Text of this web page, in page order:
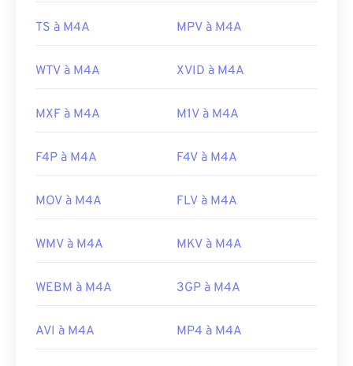
Liens utiles:
https://en.wikipedia.org/wiki/MPEG-4_Part_14
TS à M4A MPV à M4A
WTV à M4A XVID à M4A
MXF à M4A M1V à M4A
F4P à M4A F4V à M4A
MOV à M4A FLV à M4A
WMV à M4A MKV à M4A
WEBM à M4A 3GP à M4A
AVI à M4A MP4 à M4A